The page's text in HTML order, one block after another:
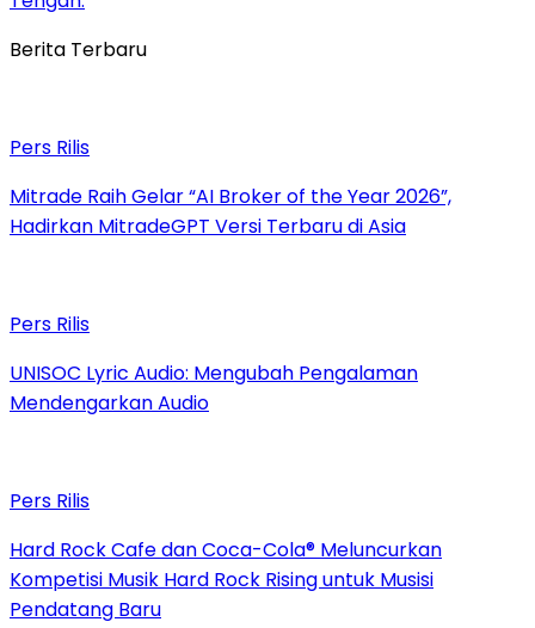
Berita Terbaru
Pers Rilis
Mitrade Raih Gelar “AI Broker of the Year 2026”,
Hadirkan MitradeGPT Versi Terbaru di Asia
Pers Rilis
UNISOC Lyric Audio: Mengubah Pengalaman
Mendengarkan Audio
Pers Rilis
Hard Rock Cafe dan Coca-Cola® Meluncurkan
Kompetisi Musik Hard Rock Rising untuk Musisi
Pendatang Baru